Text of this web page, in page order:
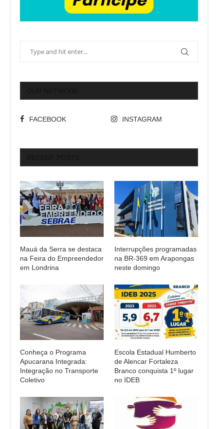
FACEBOOK INSTAGRAM
Mauá da Serra se destaca
na Feira do Empreendedor
em Londrina
Interrupções programadas
na BR-369 em Arapongas
neste domingo
Conheça o Programa
Apucarana Integrada:
Integração no Transporte
Coletivo
Escola Estadual Humberto
de Alencar Fortaleza
Branco conquista 1º lugar
no IDEB